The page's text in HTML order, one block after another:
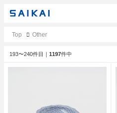
Top Other
193〜240件目｜ 1197件中